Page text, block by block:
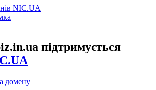
підтримується
домену